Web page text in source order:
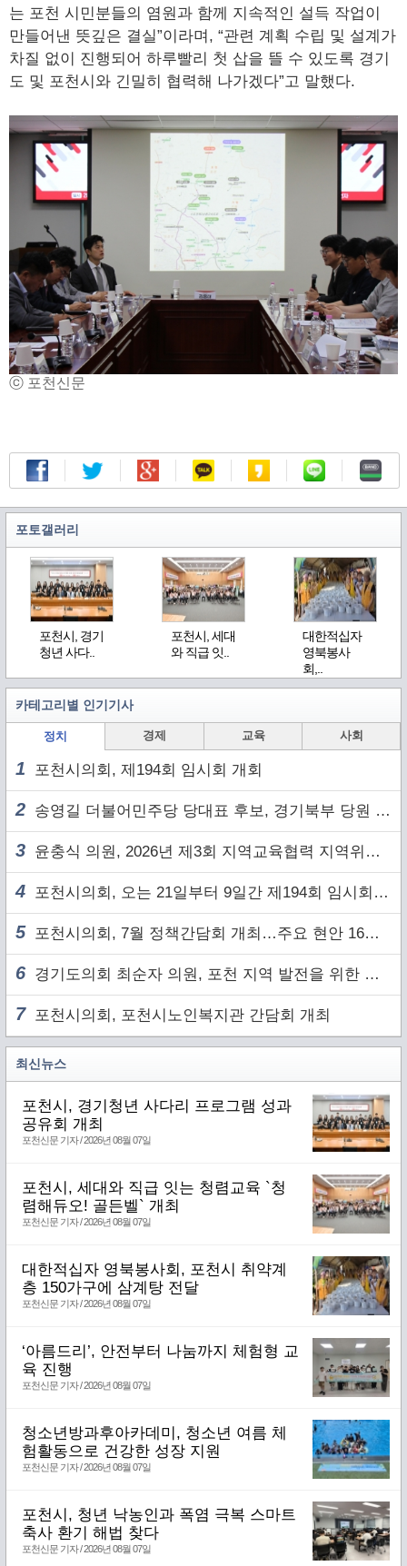
는 포천 시민분들의 염원과 함께 지속적인 설득 작업이
만들어낸 뜻깊은 결실”이라며, “관련 계획 수립 및 설계가
차질 없이 진행되어 하루빨리 첫 삽을 뜰 수 있도록 경기
도 및 포천시와 긴밀히 협력해 나가겠다”고 말했다.
ⓒ 포천신문
포토갤러리
포천시, 경기
청년 사다..
포천시, 세대
와 직급 잇..
대한적십자
영북봉사
회,..
카테고리별 인기기사
정치 경제 교육 사회
1 포천시의회, 제194회 임시회 개회
2 송영길 더불어민주당 당대표 후보, 경기북부 당원 및 2030 세대와 ‘소통 행보’
3 윤충식 의원, 2026년 제3회 지역교육협력 지역위원회 주재
4 포천시의회, 오는 21일부터 9일간 제194회 임시회 개회
5 포천시의회, 7월 정책간담회 개최…주요 현안 16건 점검
6 경기도의회 최순자 의원, 포천 지역 발전을 위한 정담회 개최
7포천시의회, 포천시노인복지관 간담회 개최
최신뉴스
포천시, 경기청년 사다리 프로그램 성과
공유회 개최
포천신문 기자 / 2026년 08월 07일
포천시, 세대와 직급 잇는 청렴교육 `청
렴해듀오! 골든벨` 개최
포천신문 기자 / 2026년 08월 07일
대한적십자 영북봉사회, 포천시 취약계
층 150가구에 삼계탕 전달
포천신문 기자 / 2026년 08월 07일
‘아름드리’, 안전부터 나눔까지 체험형 교
육 진행
포천신문 기자 / 2026년 08월 07일
청소년방과후아카데미, 청소년 여름 체
험활동으로 건강한 성장 지원
포천신문 기자 / 2026년 08월 07일
포천시, 청년 낙농인과 폭염 극복 스마트
축사 환기 해법 찾다
포천신문 기자 / 2026년 08월 07일